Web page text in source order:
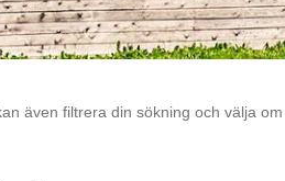
även filtrera din sökning och välja